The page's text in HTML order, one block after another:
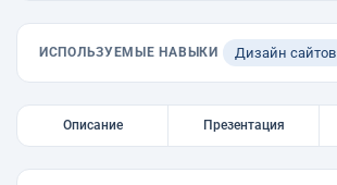
ИСПОЛЬЗУЕМЫЕ НАВЫКИ Дизайн сайтов
Описание Презентация